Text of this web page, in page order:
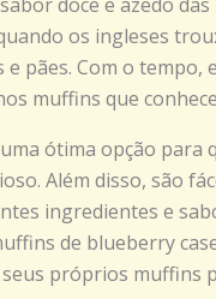
doce e azedo
os ingleses
pães. Com o tempo,
muffins que
ótima opção para
Além disso, são
ingredientes e
de blueberry
próprios muffins